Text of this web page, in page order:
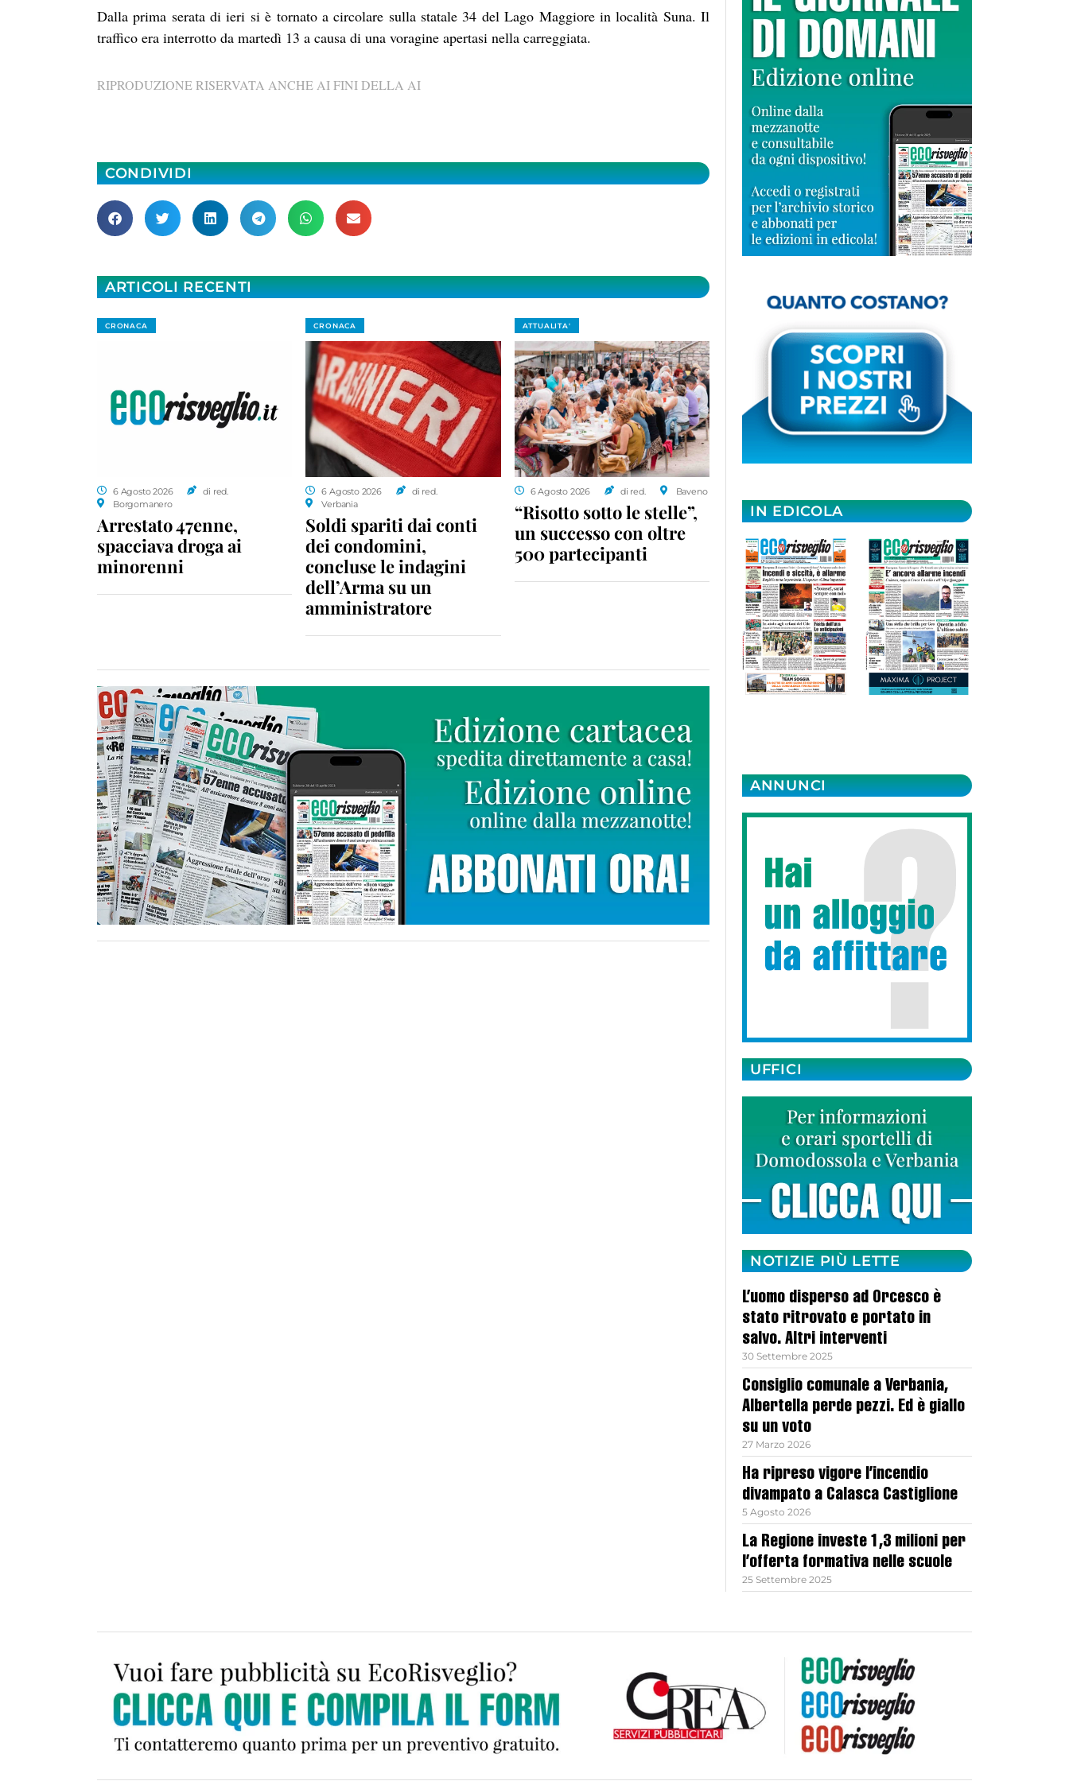
Dalla prima serata di ieri si è tornato a circolare sulla statale 34 del Lago Maggiore in località Suna. Il
traffico era interrotto da martedì 13 a causa di una voragine apertasi nella carreggiata.
RIPRODUZIONE RISERVATA ANCHE AI FINI DELLA AI
CONDIVIDI
ARTICOLI RECENTI
CRONACA
6 Agosto 2026
di red.
Borgomanero
Arrestato 47enne,
spacciava droga ai
minorenni
CRONACA
6 Agosto 2026
di red.
Verbania
Soldi spariti dai conti
dei condomini,
concluse le indagini
dell’Arma su un
amministratore
ATTUALITA'
6 Agosto 2026 di red. Baveno
“Risotto sotto le stelle”,
un successo con oltre
500 partecipanti
IN EDICOLA
ANNUNCI
UFFICI
NOTIZIE PIÙ LETTE
L’uomo disperso ad Orcesco è
stato ritrovato e portato in
salvo. Altri interventi
30 Settembre 2025
Consiglio comunale a Verbania,
Albertella perde pezzi. Ed è giallo
su un voto
27 Marzo 2026
Ha ripreso vigore l’incendio
divampato a Calasca Castiglione
5 Agosto 2026
La Regione investe 1,3 milioni per
l’offerta formativa nelle scuole
25 Settembre 2025